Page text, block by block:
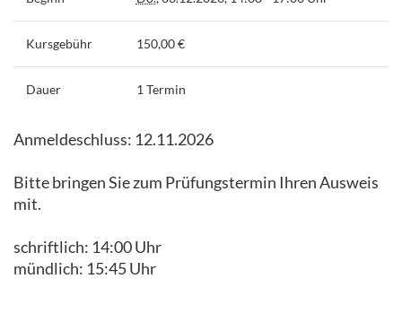
Kursgebühr 150,00 €
Dauer 1 Termin
Anmeldeschluss: 12.11.2026
Bitte bringen Sie zum Prüfungstermin Ihren Ausweis
mit.
schriftlich: 14:00 Uhr
mündlich: 15:45 Uhr